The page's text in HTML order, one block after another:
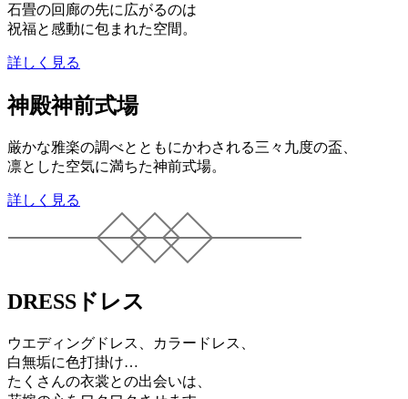
石畳の回廊の先に広がるのは
祝福と感動に包まれた空間。
詳しく見る
神殿神前式場
厳かな雅楽の調べとともにかわされる三々九度の盃、
凛とした空気に満ちた神前式場。
詳しく見る
DRESS ドレス
ウエディングドレス、カラードレス、
白無垢に色打掛け…
たくさんの衣裳との出会いは、